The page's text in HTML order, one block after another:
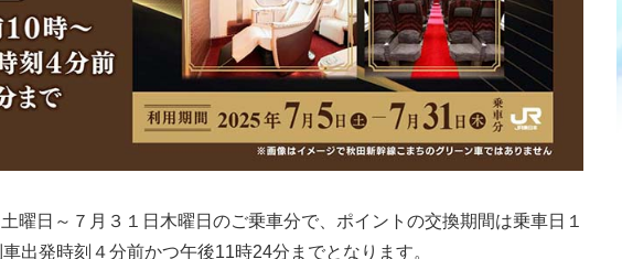
曜日～７月３１日木曜日のご乗車分で、ポイントの交換期間は乗車日１
出発時刻４分前かつ午後11時24分までとなります。